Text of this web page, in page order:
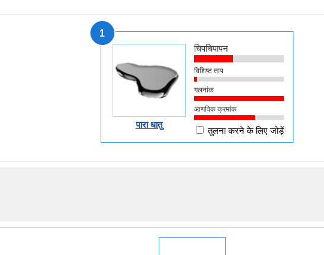
1
पारा धातु
चिपचिपापन
विशिष्ट ताप
गलनांक
आणविक क्रमांक
तुलना करने के लिए जोड़ें